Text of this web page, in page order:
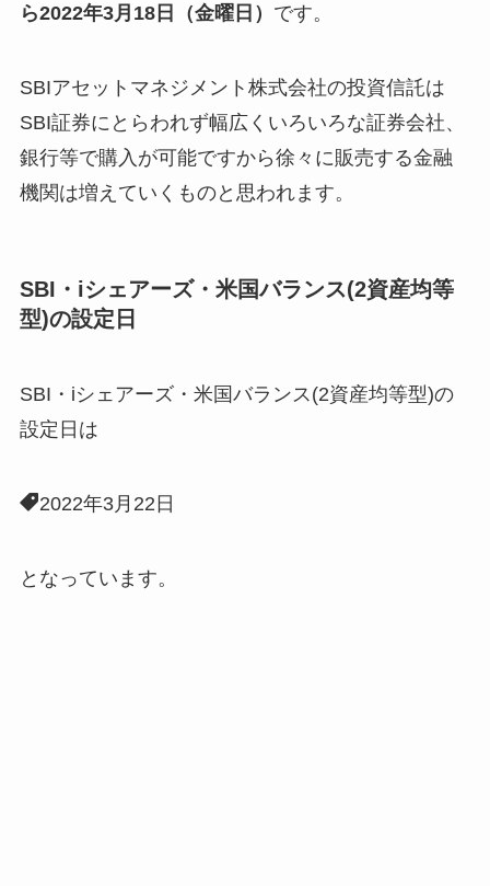
ら2022年3月18日（金曜日） です。
SBIアセットマネジメント株式会社の投資信託は
SBI証券にとらわれず幅広くいろいろな証券会社、
銀行等で購入が可能ですから徐々に販売する金融
機関は増えていくものと思われます。
SBI・iシェアーズ・米国バランス(2資産均等
型)の設定日
SBI・iシェアーズ・米国バランス(2資産均等型)の
設定日は
2022年3月22日
となっています。